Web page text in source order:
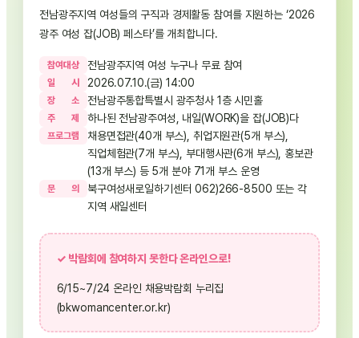
전남광주지역 여성들의 구직과 경제활동 참여를 지원하는 ‘2026
광주 여성 잡(JOB) 페스타’를 개최합니다.
참여대상 전남광주지역 여성 누구나 무료 참여
일 시 2026.07.10.(금) 14:00
장 소 전남광주통합특별시 광주청사 1층 시민홀
주 제 하나된 전남광주여성, 내일(WORK)을 잡(JOB)다
프로그램
채용면접관(40개 부스), 취업지원관(5개 부스),
직업체험관(7개 부스), 부대행사관(6개 부스), 홍보관
(13개 부스) 등 5개 분야 71개 부스 운영
문 의
북구여성새로일하기센터 062)266-8500 또는 각
지역 새일센터
✓ 박람회에 참여하지 못한다 온라인으로!
6/15~7/24 온라인 채용박람회 누리집
(bkwomancenter.or.kr)